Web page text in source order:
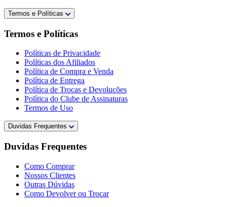
Termos e Políticas
Termos e Políticas
Políticas de Privacidade
Políticas dos Afiliados
Política de Compra e Venda
Política de Entrega
Política de Trocas e Devoluções
Política do Clube de Assinaturas
Termos de Uso
Duvidas Frequentes
Duvidas Frequentes
Como Comprar
Nossos Clientes
Outras Dúvidas
Como Devolver ou Trocar